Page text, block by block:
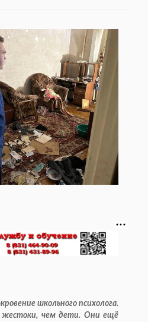
школьного психолога.
жестоки, чем дети. Они ещё